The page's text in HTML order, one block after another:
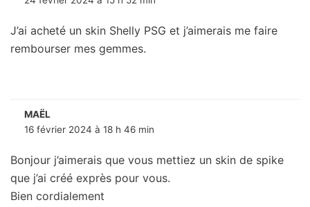
J’ai acheté un skin Shelly PSG et j’aimerais me faire
rembourser mes gemmes.
MAËL
16 février 2024 à 18 h 46 min
Bonjour j’aimerais que vous mettiez un skin de spike
que j’ai créé exprès pour vous.
Bien cordialement